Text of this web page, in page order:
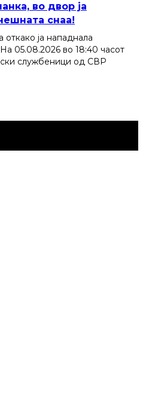
во двор ја
снаа!
ја нападнала
05.08.2026 во 18:40 часот
службеници од СВР